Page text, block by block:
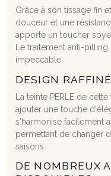
Grâce à son tissage fin
douceur et une
apporte un toucher
Le traitement anti-
impeccable.
DESIGN
La teinte PERLE de
ajouter une touche
s'harmonise facilement
permettant de changer
saisons.
DE NOMBREUX